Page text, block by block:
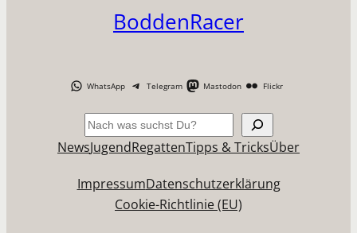
BoddenRacer
WhatsApp Telegram Mastodon Flickr
Suchen
NewsJugendRegattenTipps & TricksÜber
ImpressumDatenschutzerklärung
Cookie-Richtlinie (EU)